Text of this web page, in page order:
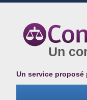
Un
Un service proposé